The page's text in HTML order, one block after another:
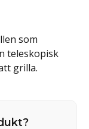
som
teleskopisk
grilla.